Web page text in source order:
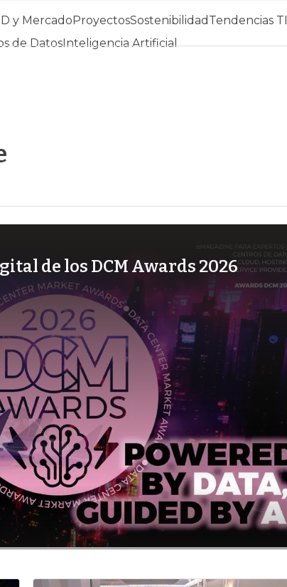
y MercadoProyectosSostenibilidad Tendencias TI
de DatosInteligencia Artificial
de los DCM Awards 2026